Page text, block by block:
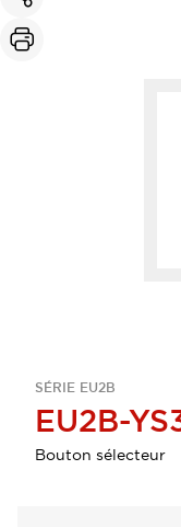
SÉRIE EU2B
EU2B-
Bouton sélecteur